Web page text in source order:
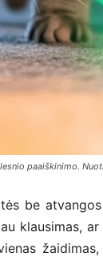
paaiškinimo.
be
klausimas,